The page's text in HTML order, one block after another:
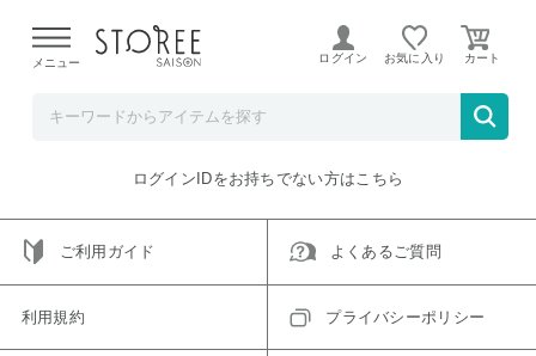
よる配送遅延が発生しております。
メニュー ログイン お気に入り
ご指定のアイテムは取り扱い終了、またはただいま取り扱い
トップへ戻る
ログインIDをお持ちでない方はこちら
ご利用ガイド よくあるご質問
利用規約 プライバシーポリシー